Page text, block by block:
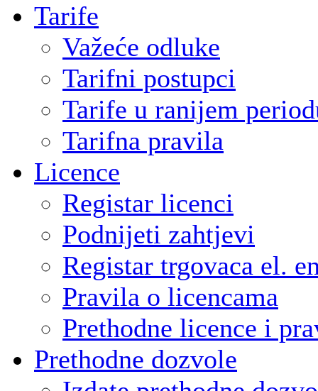
Tarife
Važeće odluke
Tarifni postupci
Tarife u ranijem
Tarifna pravila
Licence
Registar licenci
Podnijeti zahtjevi
Registar trgovaca el.
Pravila o licencama
Prethodne licence i
Prethodne dozvole